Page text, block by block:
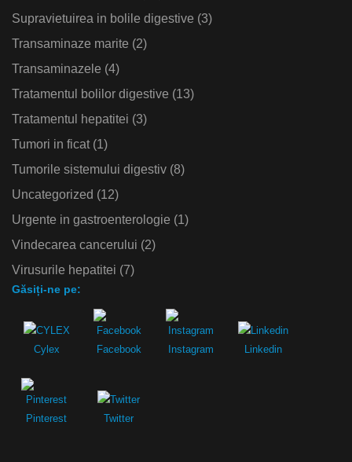
Supravietuirea in bolile digestive (3)
Transaminaze marite (2)
Transaminazele (4)
Tratamentul bolilor digestive (13)
Tratamentul hepatitei (3)
Tumori in ficat(1)
Tumorile sistemului digestiv (8)
Uncategorized (12)
Urgente in gastroenterologie (1)
Vindecarea cancerului (2)
Virusurile hepatitei (7)
Găsiți-ne pe:
Cylex Facebook Instagram Linkedin
Pinterest Twitter